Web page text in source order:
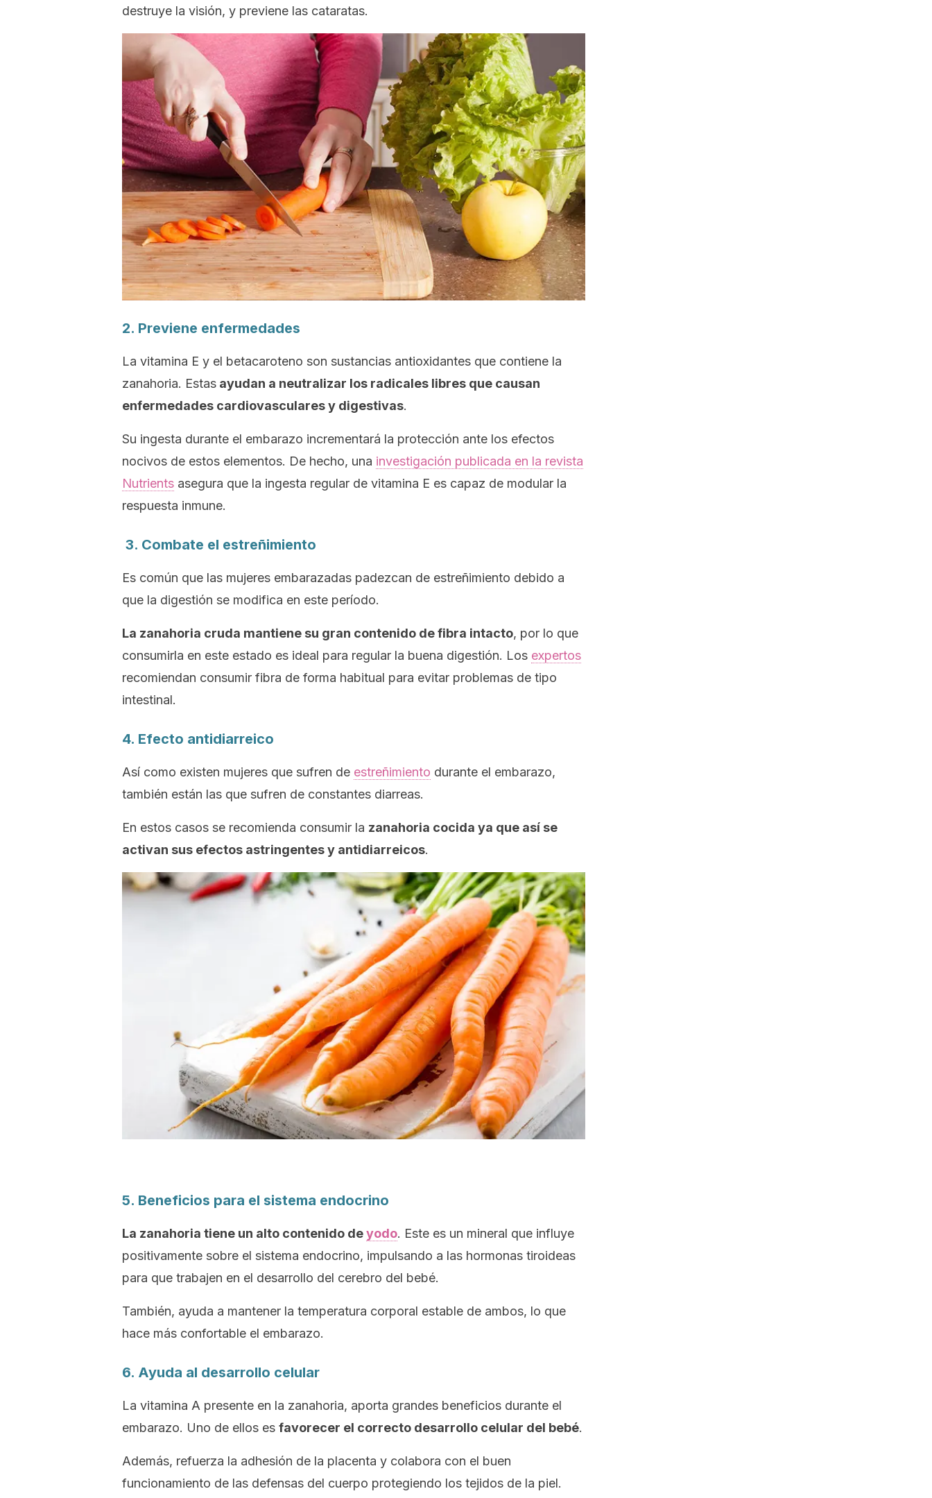
destruye la visión, y previene las cataratas.
2. Previene enfermedades
La vitamina E y el betacaroteno son sustancias antioxidantes que contiene la
zanahoria. Estas ayudan a neutralizar los radicales libres que causan
enfermedades cardiovasculares y digestivas.
Su ingesta durante el embarazo incrementará la protección ante los efectos
nocivos de estos elementos. De hecho, una investigación publicada en la revista
Nutrients asegura que la ingesta regular de vitamina E es capaz de modular la
respuesta inmune.
3. Combate el estreñimiento
Es común que las mujeres embarazadas padezcan de estreñimiento debido a
que la digestión se modifica en este período.
La zanahoria cruda mantiene su gran contenido de fibra intacto, por lo que
consumirla en este estado es ideal para regular la buena digestión. Los expertos
recomiendan consumir fibra de forma habitual para evitar problemas de tipo
intestinal.
4. Efecto antidiarreico
Así como existen mujeres que sufren de estreñimiento durante el embarazo,
también están las que sufren de constantes diarreas.
En estos casos se recomienda consumir la zanahoria cocida ya que así se
activan sus efectos astringentes y antidiarreicos.
5. Beneficios para el sistema endocrino
La zanahoria tiene un alto contenido deyodo. Este es un mineral que influye
positivamente sobre el sistema endocrino, impulsando a las hormonas tiroideas
para que trabajen en el desarrollo del cerebro del bebé.
También, ayuda a mantener la temperatura corporal estable de ambos, lo que
hace más confortable el embarazo.
6. Ayuda al desarrollo celular
La vitamina A presente en la zanahoria, aporta grandes beneficios durante el
embarazo. Uno de ellos es favorecer el correcto desarrollo celular del bebé.
Además, refuerza la adhesión de la placenta y colabora con el buen
funcionamiento de las defensas del cuerpo protegiendo los tejidos de la piel.